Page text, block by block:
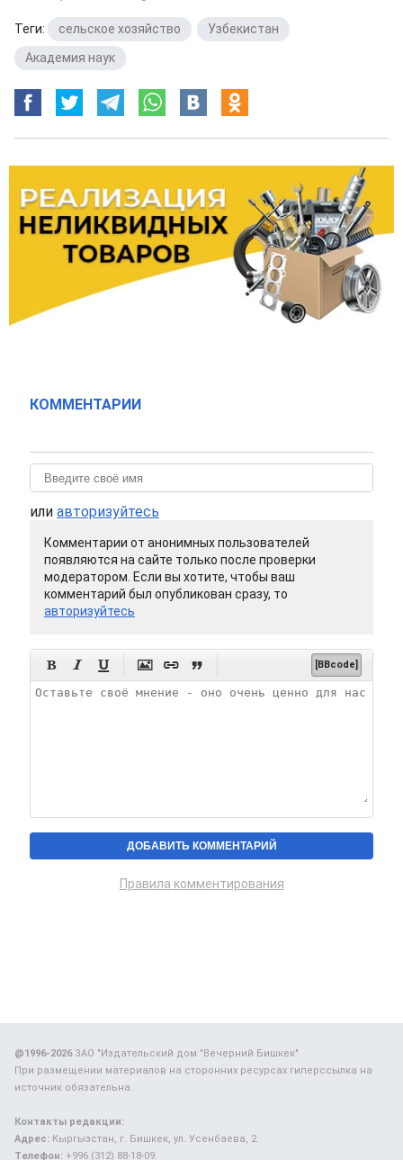
Теги: сельское хозяйство Узбекистан
Академия наук
КОММЕНТАРИИ
или авторизуйтесь
Комментарии от анонимных пользователей
появляются на сайте только после проверки
модератором. Если вы хотите, чтобы ваш
комментарий был опубликован сразу, то
авторизуйтесь
      [BBcode]
Правила комментирования
@1996-2026ЗАО "Издательский дом "Вечерний Бишкек"
При размещении материалов на сторонних ресурсах гиперссылка на
источник обязательна.
Контакты редакции:
Адрес: Кыргызстан, г. Бишкек, ул. Усенбаева, 2.
Телефон: +996 (312) 88-18-09.